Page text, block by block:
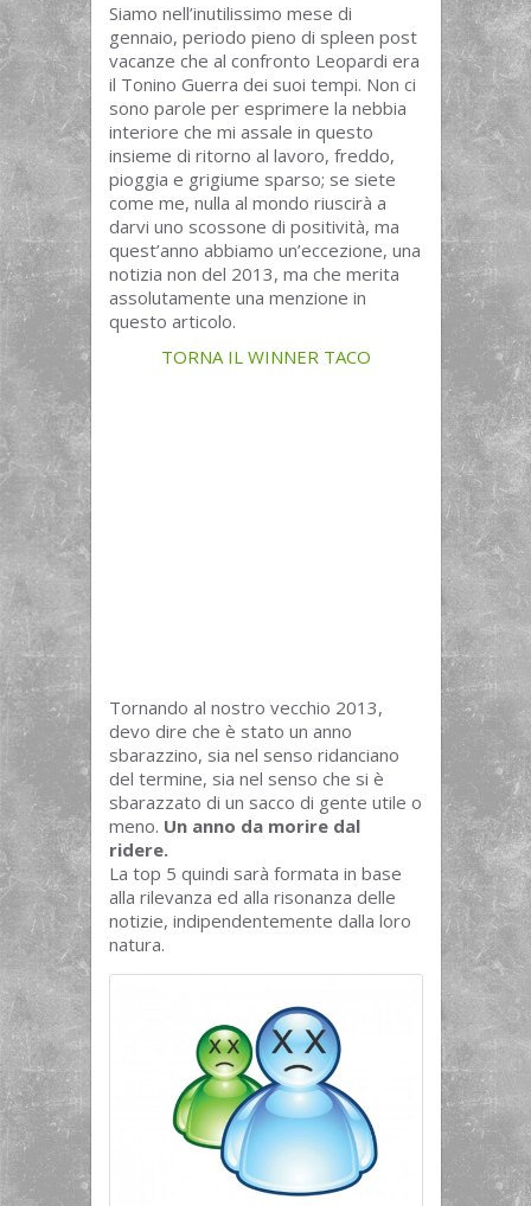
Siamo nell’inutilissimo mese di
gennaio, periodo pieno di spleen post
vacanze che al confronto Leopardi era
il Tonino Guerra dei suoi tempi. Non ci
sono parole per esprimere la nebbia
interiore che mi assale in questo
insieme di ritorno al lavoro, freddo,
pioggia e grigiume sparso; se siete
come me, nulla al mondo riuscirà a
darvi uno scossone di positività, ma
quest’anno abbiamo un’eccezione, una
notizia non del 2013, ma che merita
assolutamente una menzione in
questo articolo.
TORNA IL WINNER TACO
Tornando al nostro vecchio 2013,
devo dire che è stato un anno
sbarazzino, sia nel senso ridanciano
del termine, sia nel senso che si è
sbarazzato di un sacco di gente utile o
meno. Un anno da morire dal
ridere.
La top 5 quindi sarà formata in base
alla rilevanza ed alla risonanza delle
notizie, indipendentemente dalla loro
natura.